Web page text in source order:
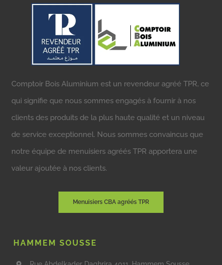
Comptoir Bois Aluminium est un revendeur agréé TPR, ce
qui signifie que nous sommes engagés à fournir à nos
clients des produits de la plus haute qualité et un niveau
de service exceptionnel. Nous sommes convaincus que
notre équipe de menuisiers agréés TPR apportera une
valeur ajoutée à nos clients.
Menuisiers CBA agréés TPR
HAMMEM SOUSSE